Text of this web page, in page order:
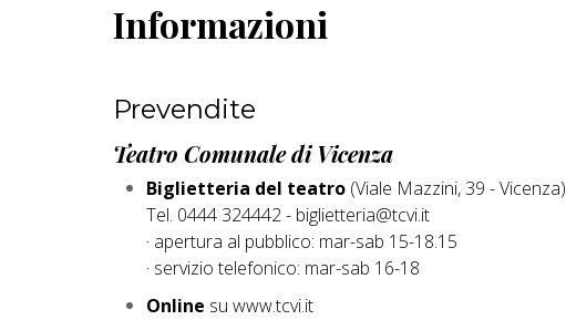
Informazioni
Prevendite
Teatro Comunale di Vicenza
Biglietteria del teatro (Viale Mazzini, 39 - Vicenza)
Tel. 0444 324442 - biglietteria@tcvi.it
· apertura al pubblico: mar-sab 15-18.15
· servizio telefonico: mar-sab 16-18
Online su www.tcvi.it